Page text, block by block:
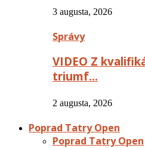
3 augusta, 2026
Správy
VIDEO Z
triumf…
2 augusta, 2026
Poprad Tatry Open
Poprad Tatry Open